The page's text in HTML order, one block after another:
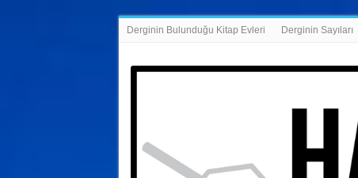
Derginin Bulunduğu Kitap Evleri Derginin Sayıları